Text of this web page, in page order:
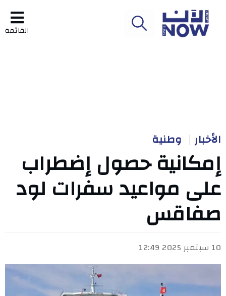
القائمة
الأخبار وطنية
إمكانية حصول إضطراب
على مواعيد سفرات لود
صفاقس
10 سبتمبر 2025 12:49